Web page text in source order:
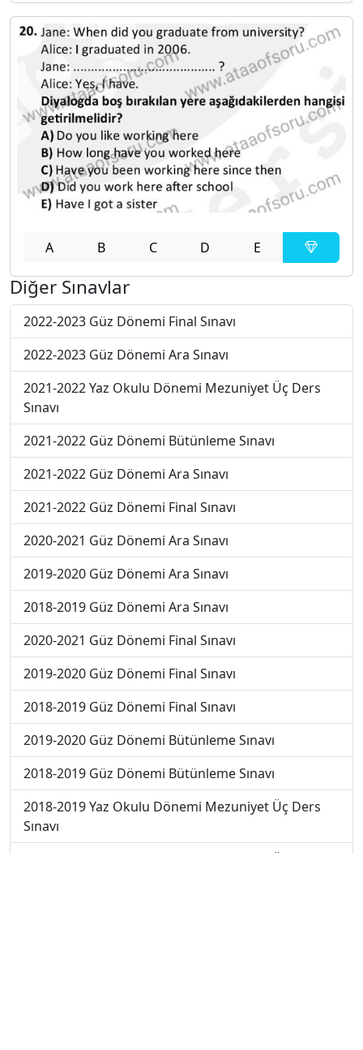
A B C D E
Diğer Sınavlar
2022-2023 Güz Dönemi Final Sınavı
2022-2023 Güz Dönemi Ara Sınavı
2021-2022 Yaz Okulu Dönemi Mezuniyet Üç Ders
Sınavı
2021-2022 Güz Dönemi Bütünleme Sınavı
2021-2022 Güz Dönemi Ara Sınavı
2021-2022 Güz Dönemi Final Sınavı
2020-2021 Güz Dönemi Ara Sınavı
2019-2020 Güz Dönemi Ara Sınavı
2018-2019 Güz Dönemi Ara Sınavı
2020-2021 Güz Dönemi Final Sınavı
2019-2020 Güz Dönemi Final Sınavı
2018-2019 Güz Dönemi Final Sınavı
2019-2020 Güz Dönemi Bütünleme Sınavı
2018-2019 Güz Dönemi Bütünleme Sınavı
2018-2019 Yaz Okulu Dönemi Mezuniyet Üç Ders
Sınavı
2019-2020 Yaz Okulu Dönemi Mezuniyet Üç Ders